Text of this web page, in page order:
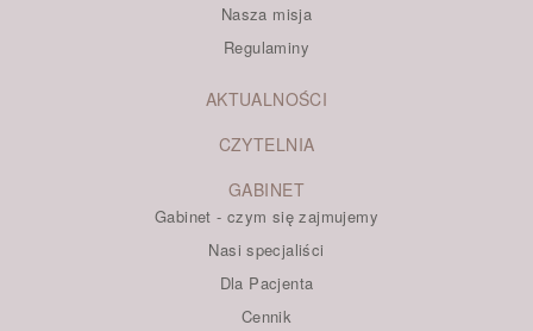
Nasza misja
Regulaminy
AKTUALNOŚCI
CZYTELNIA
GABINET
Gabinet - czym się zajmujemy
Nasi specjaliści
Dla Pacjenta
Cennik